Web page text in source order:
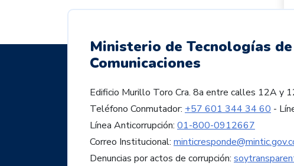
Ministerio de Tecnologías
Comunicaciones
Edificio Murillo Toro Cra. 8a entre calles 12A y
Teléfono Conmutador: +57 601 344 34 60 -
Línea Anticorrupción: 01-800-0912667
Correo Institucional:
Denuncias por actos de corrupción: